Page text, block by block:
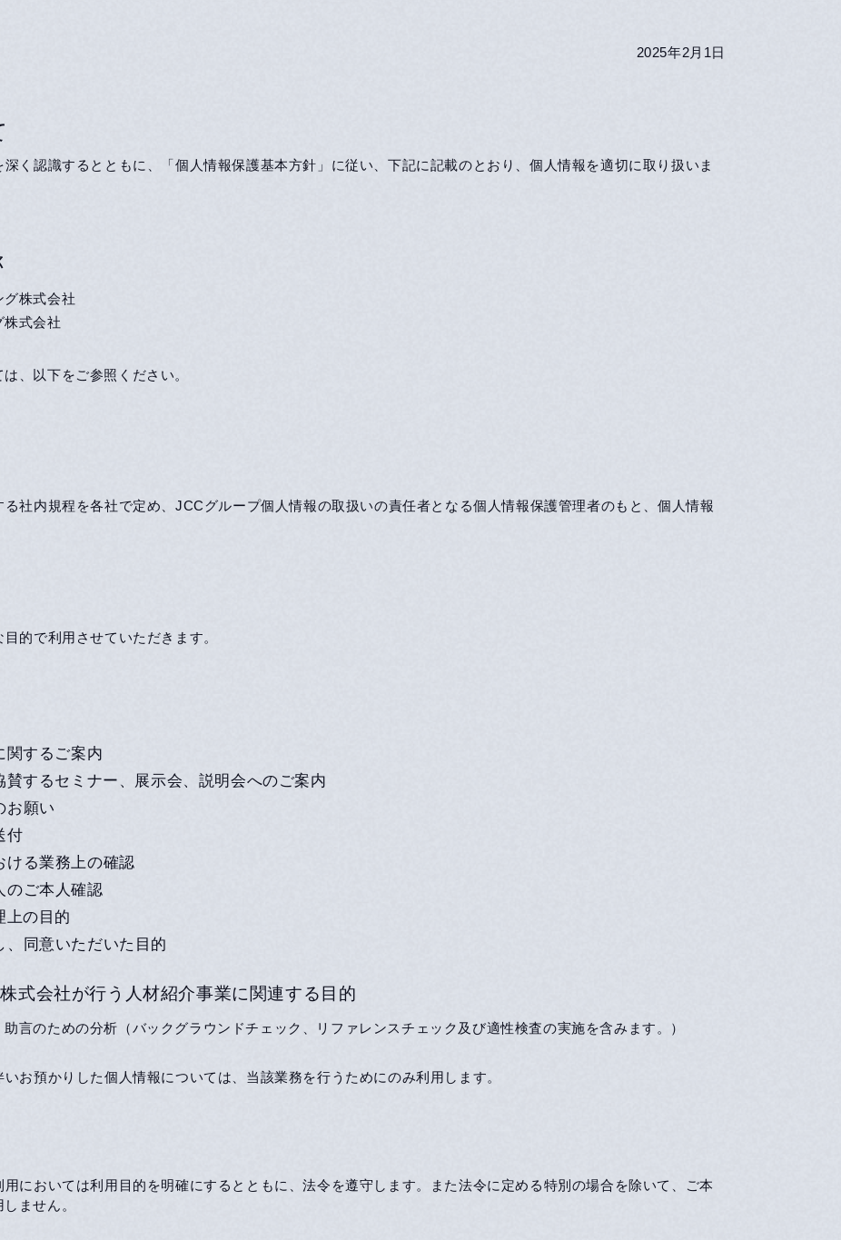
2025年2月1日
く認識するとともに、「個人情報保護基本方針」に従い、下記に記載のとおり、個人情報を適切に取り扱いま
グ株式会社
株式会社
、以下をご参照ください。
社内規程を各社で定め、JCCグループ個人情報の取扱いの責任者となる個人情報保護管理者のもと、個人情報
的で利用させていただきます。
関するご案内
賛するセミナー、展示会、説明会へのご案内
お願い
付
ける業務上の確認
のご本人確認
上の目的
、同意いただいた目的
式会社が行う人材紹介事業に関連する目的
言のための分析（バックグラウンドチェック、リファレンスチェック及び適性検査の実施を含みます。）
お預かりした個人情報については、当該業務を行うためにのみ利用します。
においては利用目的を明確にするとともに、法令を遵守します。また法令に定める特別の場合を除いて、ご本
ません。